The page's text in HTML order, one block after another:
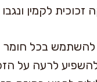
לקמין
בכל חומר
להשפיע לרעה על